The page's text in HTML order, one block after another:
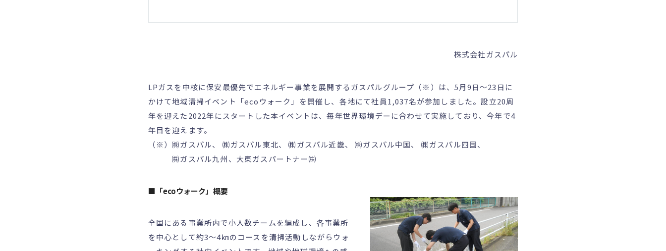
株式会社ガスパル
LPガスを中核に保安最優先でエネルギー事業を展開するガスパルグループ（※）は、5月9日～23日に
かけて地域清掃イベント「ecoウォーク」を開催し、各地にて社員1,037名が参加しました。設立20周
年を迎えた2022年にスタートした本イベントは、毎年世界環境デーに合わせて実施しており、今年で4
年目を迎えます。
（※）㈱ガスパル、 ㈱ガスパル東北、 ㈱ガスパル近畿、 ㈱ガスパル中国、 ㈱ガスパル四国、
㈱ガスパル九州、大東ガスパートナー㈱
■「ecoウォーク」概要
全国にある事業所内で小人数チームを編成し、各事業所
を中心として約3～4㎞のコースを清掃活動しながらウォ